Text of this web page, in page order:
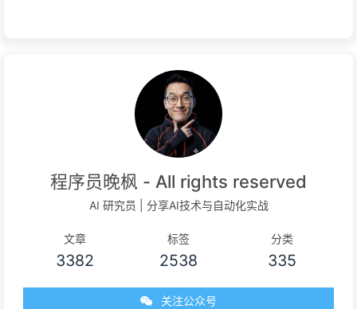
程序员晚枫 - All rights reserved
AI 研究员 | 分享AI技术与自动化实战
文章
3382
标签
2538
分类
335
关注公众号